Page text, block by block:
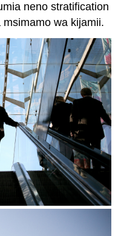
neno stratification
wa kijamii.